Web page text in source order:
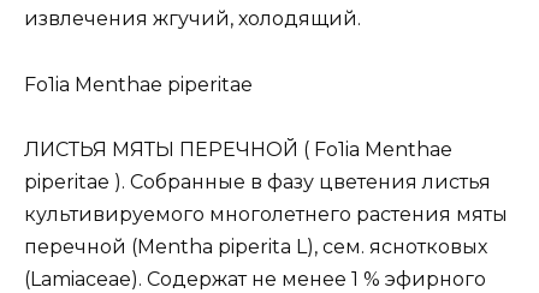
извлечения жгучий, холодящий.
Fo1ia Menthae piperitae
ЛИСТЬЯ МЯТЫ ПЕРЕЧНОЙ ( Fо1iа Меnthaе
рiреritае ). Собранные в фазу цветения листья
культивируемого многолетнего растения мяты
перечной (Меntha рiреritа L), сем. яснотковых
(Lamiaсеае). Содержат не менее 1 % эфирного